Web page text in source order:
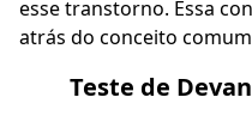
esse transtorno. Essa
atrás do conceito
Teste de